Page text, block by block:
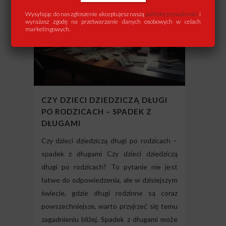
CZY DZIECI DZIEDZICZĄ DŁUGI
PO RODZICACH – SPADEK Z
DŁUGAMI
Czy dzieci dziedziczą długi po rodzicach –
spadek z długami Czy dzieci dziedziczą
długi po rodzicach? To pytanie nie jest
łatwe do odpowiedzenia, ale w dzisiejszym
świecie, gdzie długi rodzinne są coraz
powszechniejsze, warto przyjrzeć się temu
zagadnieniu bliżej. Spadek z długami może
Wysyłając do nas zgłoszenie akceptujesz naszą politykę prywatności i
wyrażasz zgodę na przetwarzanie danych osobowych w celach
marketingowych.